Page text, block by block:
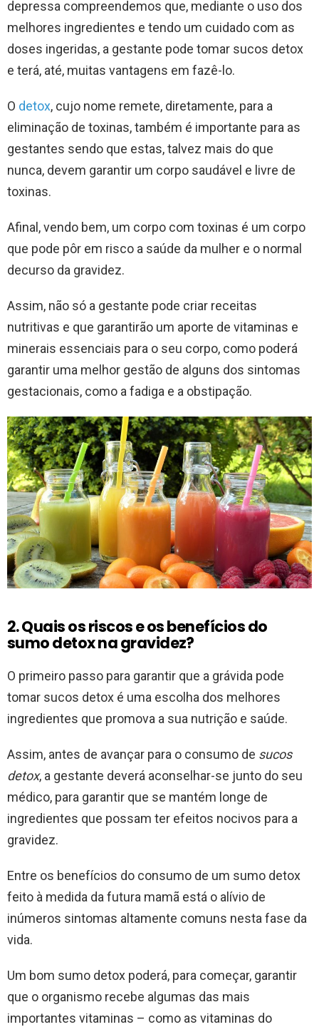
depressa compreendemos que, mediante o uso dos
melhores ingredientes e tendo um cuidado com as
doses ingeridas, a gestante pode tomar sucos detox
e terá, até, muitas vantagens em fazê-lo.
O detox, cujo nome remete, diretamente, para a
eliminação de toxinas, também é importante para as
gestantes sendo que estas, talvez mais do que
nunca, devem garantir um corpo saudável e livre de
toxinas.
Afinal, vendo bem, um corpo com toxinas é um corpo
que pode pôr em risco a saúde da mulher e o normal
decurso da gravidez.
Assim, não só a gestante pode criar receitas
nutritivas e que garantirão um aporte de vitaminas e
minerais essenciais para o seu corpo, como poderá
garantir uma melhor gestão de alguns dos sintomas
gestacionais, como a fadiga e a obstipação.
2. Quais os riscos e os benefícios do
sumo detox na gravidez?
O primeiro passo para garantir que a grávida pode
tomar sucos detox é uma escolha dos melhores
ingredientes que promova a sua nutrição e saúde.
Assim, antes de avançar para o consumo de sucos
detox, a gestante deverá aconselhar-se junto do seu
médico, para garantir que se mantém longe de
ingredientes que possam ter efeitos nocivos para a
gravidez.
Entre os benefícios do consumo de um sumo detox
feito à medida da futura mamã está o alívio de
inúmeros sintomas altamente comuns nesta fase da
vida.
Um bom sumo detox poderá, para começar, garantir
que o organismo recebe algumas das mais
importantes vitaminas – como as vitaminas do